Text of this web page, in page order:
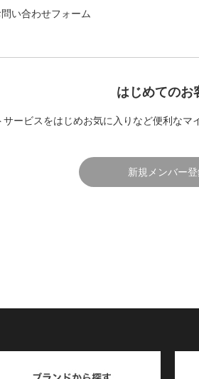
問い合わせフォーム
はじめてのお
ービスをはじめお気に入りなど便利な
新規メンバー登